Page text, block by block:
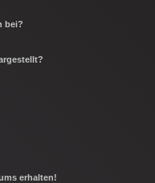
bei?
erhalten!